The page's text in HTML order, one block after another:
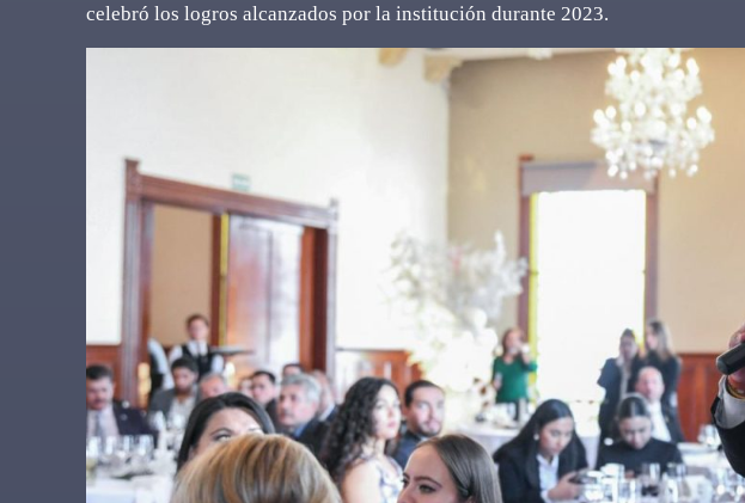
celebró los logros alcanzados por la institución durante 2023.